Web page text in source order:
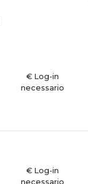
€ Log-in
necessario
€ Log-in
necessario